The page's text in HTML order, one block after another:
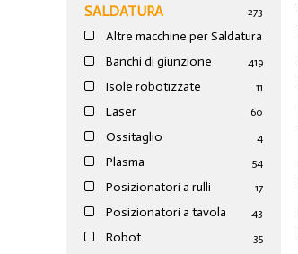
SALDATURA 273
Altre macchine per Saldatura
19
Banchi di giunzione 4
Isole robotizzate 11
Laser 60
Ossitaglio 4
Plasma 54
Posizionatori a rulli 17
Posizionatori a tavola 43
Robot 35